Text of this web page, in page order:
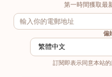
第一時間獲取最
偏
訂閱即表示同意本站